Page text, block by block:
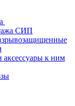
СИП
к ним